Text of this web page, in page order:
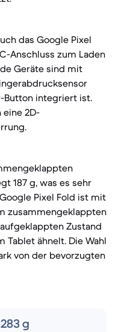
das Google Pixel
Anschluss zum Laden
Geräte sind mit
Button integriert ist.
eine 2D-
187 g, was es sehr
Pixel Fold ist mit
zusammengeklappten
Zustand
Tablet ähnelt. Die Wahl
von der bevorzugten
283 g